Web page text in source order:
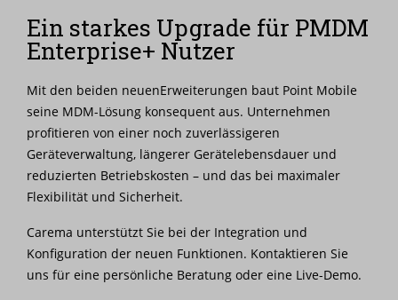
Ein starkes Upgrade für PMDM
Enterprise+ Nutzer
Mit den beiden neuenErweiterungen baut Point Mobile
seine MDM-Lösung konsequent aus. Unternehmen
profitieren von einer noch zuverlässigeren
Geräteverwaltung, längerer Gerätelebensdauer und
reduzierten Betriebskosten – und das bei maximaler
Flexibilität und Sicherheit.
Carema unterstützt Sie bei der Integration und
Konfiguration der neuen Funktionen. Kontaktieren Sie
uns für eine persönliche Beratung oder eine Live-Demo.